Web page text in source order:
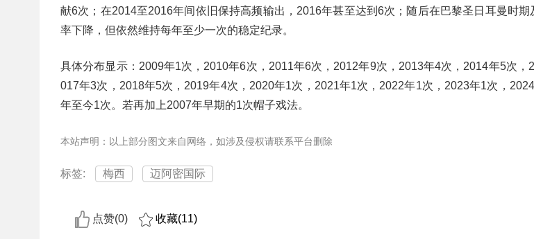
献6次；在2014至2016年间依旧保持高频输出，2016年甚至达到6次；随后在巴黎圣日耳曼时
率下降，但依然维持每年至少一次的稳定纪录。
具体分布显示：2009年1次，2010年6次，2011年6次，2012年9次，2013年4次，2014年5次，
017年3次，2018年5次，2019年4次，2020年1次，2021年1次，2022年1次，2023年1次，
年至今1次。若再加上2007年早期的1次帽子戏法。
本站声明：以上部分图文来自网络，如涉及侵权请联系平台删除
标签: 梅西 迈阿密国际
点赞(0) 收藏(11)